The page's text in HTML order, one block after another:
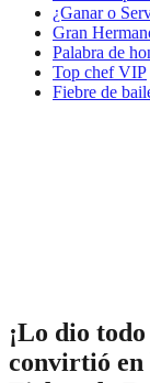
¿Ganar o
Gran
Palabra de
Top chef VIP
Fiebre de
¡Lo dio
convirtió en